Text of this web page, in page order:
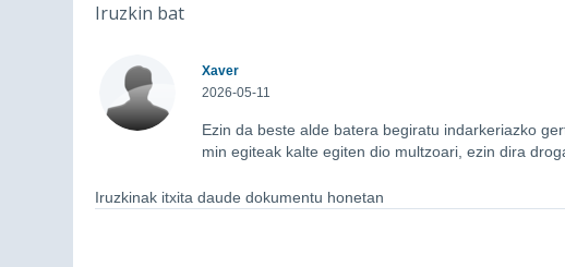
Iruzkin bat
Xaver
2026-05-11
Ezin da beste alde batera begiratu indarkeriazko
min egiteak kalte egiten dio multzoari, ezin dira
Iruzkinak itxita daude dokumentu honetan